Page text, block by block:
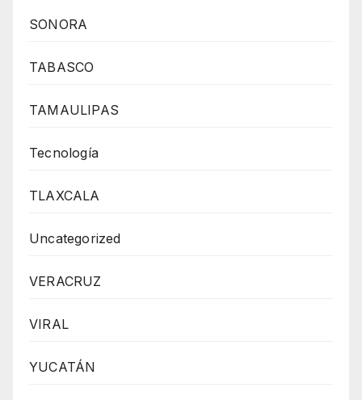
SONORA
TABASCO
TAMAULIPAS
Tecnología
TLAXCALA
Uncategorized
VERACRUZ
VIRAL
YUCATÁN